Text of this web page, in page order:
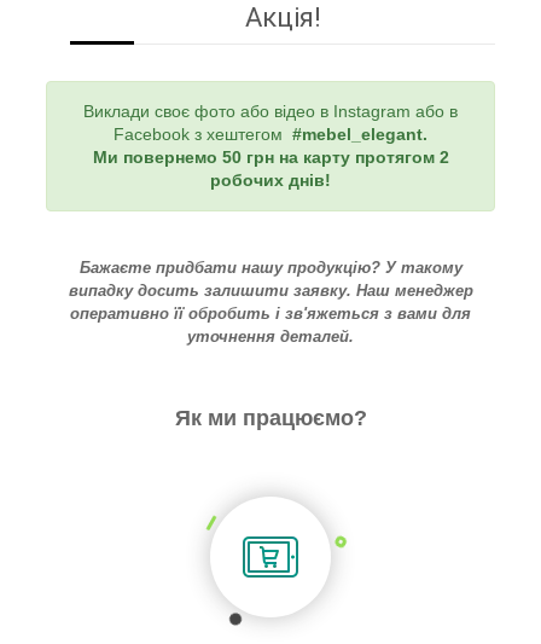
Акція!
Виклади своє фото або відео в Instagram або в
Facebook з хештегом #mebel_elegant.
Ми повернемо 50 грн на карту протягом 2
робочих днів!
Бажаєте придбати нашу продукцію? У такому
випадку досить залишити заявку. Наш менеджер
оперативно її обробить і зв'яжеться з вами для
уточнення деталей.
Як ми працюємо?